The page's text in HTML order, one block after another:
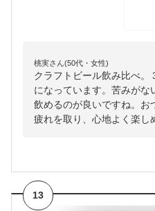
桃実さん(50代・女性)
クラフトビール飲み比べ。
になっています。苦みがな
飲めるのが良いですね。お
疲れを取り、心地よく楽し
13